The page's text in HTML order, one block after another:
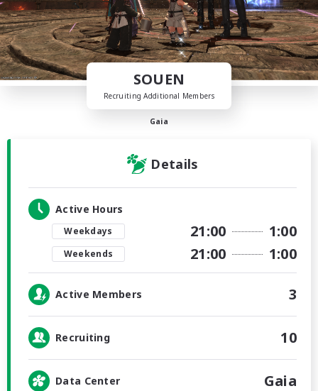
SOUEN
Recruiting Additional Members
Gaia
Details
Active Hours
Weekdays 21:00 1:00
Weekends 21:00 1:00
Active Members 3
Recruiting 10
Data Center Gaia